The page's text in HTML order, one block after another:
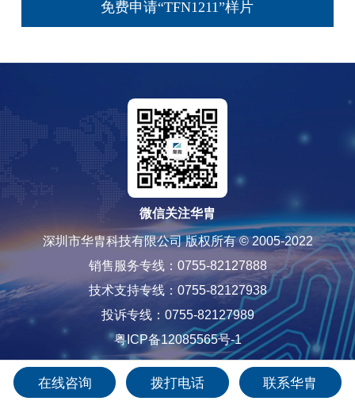
免费申请“TFN1211”样片
微信关注华胄
深圳市华胄科技有限公司 版权所有 © 2005-2022
销售服务专线：0755-82127888
技术支持专线：0755-82127938
投诉专线：0755-82127989
粤ICP备12085565号-1
在线咨询 拨打电话 联系华胄